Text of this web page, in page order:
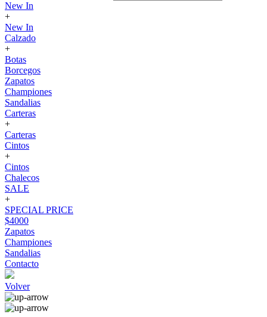
New In
+
New In
Calzado
+
Botas
Borcegos
Zapatos
Championes
Sandalias
Carteras
+
Carteras
Cintos
+
Cintos
Chalecos
SALE
+
SPECIAL PRICE
$4000
Zapatos
Championes
Sandalias
Contacto
Volver